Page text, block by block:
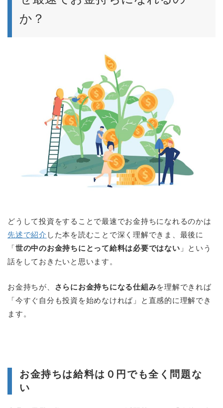
か？
どうして投資をすることで最速でお金持ちになれるのかは
先述で紹介 した本を読むことで深く理解できま、最後に
「世の中のお金持ちにとって給料は必要ではない 」という
話をしておきたいと思います。
お金持ちが、 さらにお金持ちになる仕組みを理解できれば
「今すぐ自分も投資を始めなければ」と直感的に理解でき
ます。
お金持ちは給料は０円でも全く問題な
い